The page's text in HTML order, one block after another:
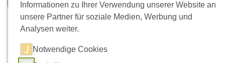
Kontaktformular
Informationen zu Ihrer Verwendung unserer Website an
unsere Partner für soziale Medien, Werbung und
Analysen weiter.
Notwendige Cookies